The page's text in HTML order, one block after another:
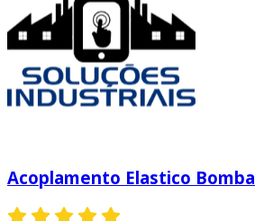
Acoplamento Elastico Bomba